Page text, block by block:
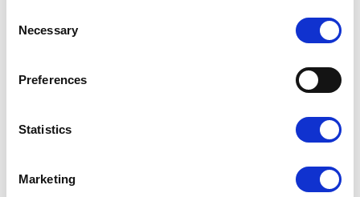
Selection
Necessary
Preferences
Statistics
Marketing